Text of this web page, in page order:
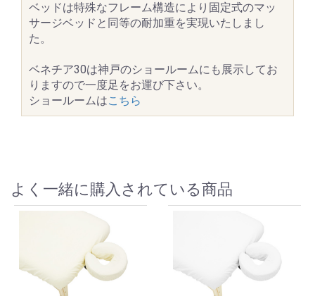
ベッドは特殊なフレーム構造により固定式のマッ
サージベッドと同等の耐加重を実現いたしまし
た。
ベネチア30は神戸のショールームにも展示してお
りますので一度足をお運び下さい。
ショールームはこちら
よく一緒に購入されている商品